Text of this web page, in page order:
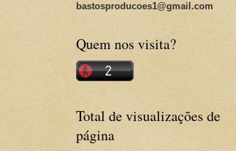
bastosproducoes1@gmail.com
Quem nos visita?
Total de visualizações de
página